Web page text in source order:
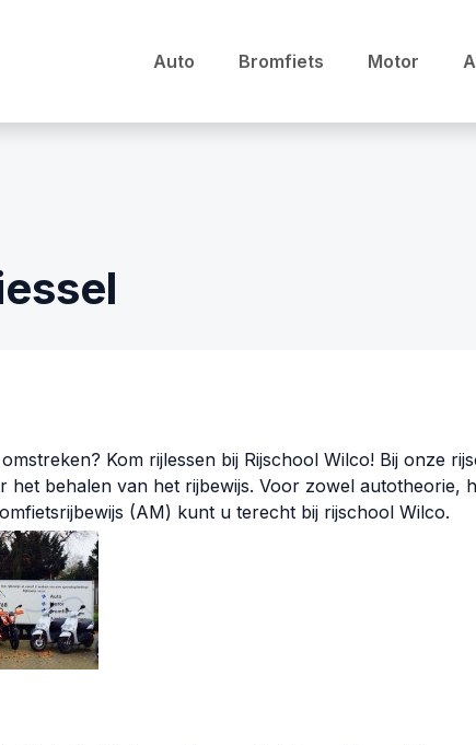
Auto Bromfiets Motor
Kom rijlessen bij Rijschool Wilco! Bij onze
het behalen van het rijbewijs. Voor zowel autotheorie,
(AM) kunt u terecht bij rijschool Wilco.